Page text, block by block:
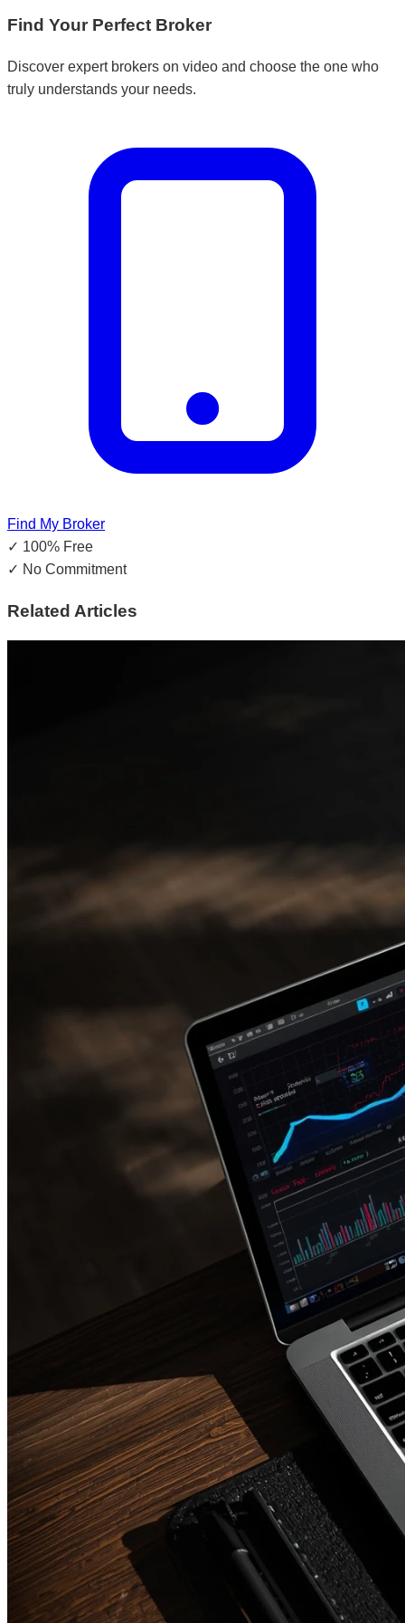
Find Your Perfect Broker
Discover expert brokers on video and choose the one who
truly understands your needs.
Find My Broker
✓ 100% Free
✓ No Commitment
Related Articles